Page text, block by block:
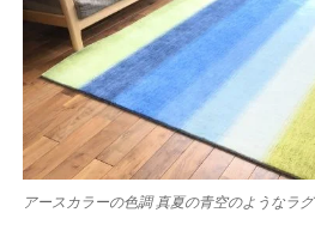
アースカラーの色調 真夏の青空のようなラグ